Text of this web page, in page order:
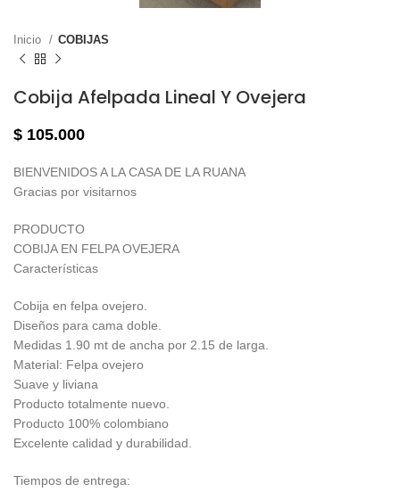
Inicio COBIJAS
Cobija Afelpada Lineal Y Ovejera
$ 105.000
BIENVENIDOS A LA CASA DE LA RUANA
Gracias por visitarnos
PRODUCTO
COBIJA EN FELPA OVEJERA
Características
Cobija en felpa ovejero.
Diseños para cama doble.
Medidas 1.90 mt de ancha por 2.15 de larga.
Material: Felpa ovejero
Suave y liviana
Producto totalmente nuevo.
Producto 100% colombiano
Excelente calidad y durabilidad.
Tiempos de entrega: